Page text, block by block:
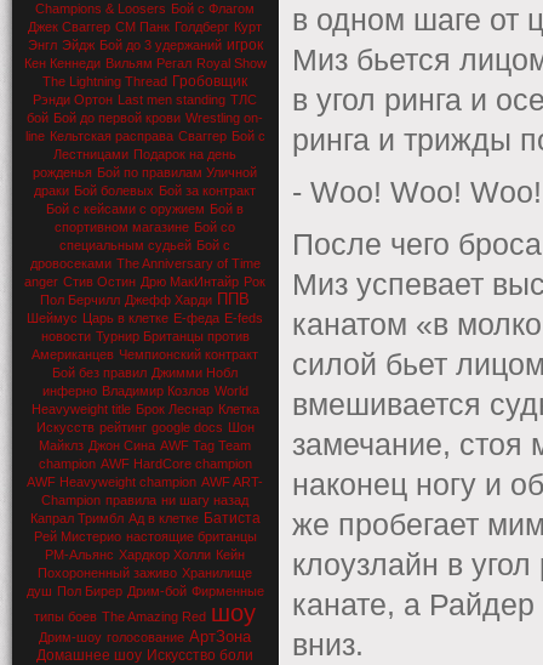
Champions & Loosers Бой с Флагом
Джек Сваггер СМ Панк Голдберг Курт
Энгл Эйдж Бой до 3 удержаний игрок
Кен Кеннеди Вильям Регал Royal Show
The Lightning Thread Гробовщик
Рэнди Ортон Last men standing ТЛС
бой Бой до первой крови Wrestling on-
line Кельтская расправа Сваггер Бой с
Лестницами Подарок на день
рожденья Бой по правилам Уличной
драки Бой болевых Бой за контракт
Бой с кейсами с оружием Бой в
спортивном магазине Бой со
специальным судьей Бой с
дровосеками The Anniversary of Time
anger Стив Остин Дрю МакИнтайр Рок
Пол Берчилл Джефф Харди ППВ
Шеймус Царь в клетке Е-феда E-feds
новости Турнир Британцы против
Американцев Чемпионский контракт
Бой без правил Джимми Нобл
инферно Владимир Козлов World
Heavyweight title Брок Леснар Клетка
Искусств рейтинг google docs Шон
Майклз Джон Сина AWF Tag Team
champion AWF HardCore champion
AWF Heavyweight champion AWF ART-
Champion правила ни шагу назад
Капрал Тримбл Ад в клетке Батиста
Рей Мистерио настоящие британцы
РМ-Альянс Хардкор Холли Кейн
Похороненный заживо Хранилище
душ Пол Бирер Дрим-бой Фирменные
типы боев The Amazing Red шоу
Дрим-шоу голосование АртЗона
Домашнее шоу Искусство боли
в одном шаге от
Миз бьется
в угол ринга и
ринга и трижды
- Woo! Woo! Woo!
После чего
Миз успевает
канатом «в
силой бьет
вмешивается
замечание, стоя
наконец ногу и
же пробегает
клоузлайн в
канате, а
вниз.